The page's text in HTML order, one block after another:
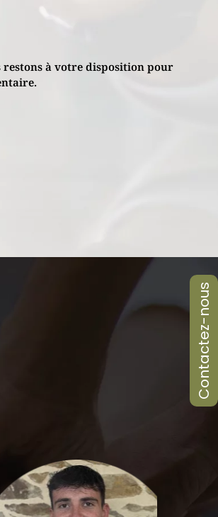
restons à votre disposition pour
Contactez-nous